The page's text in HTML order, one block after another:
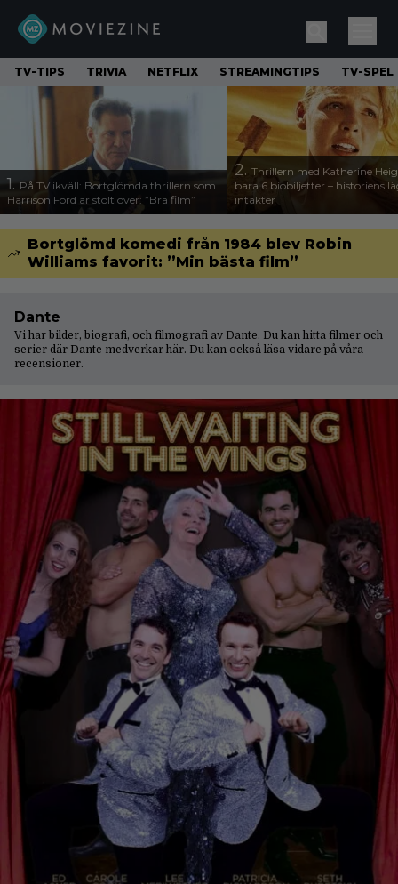
TV-TIPS TRIVIA NETFLIX STREAMINGTIPS TV-SPEL
1. På TV ikväll: Bortglömda thrillern som
Harrison Ford är stolt över: ”Bra film”
2. Thrillern med Katherine
bara 6 biobiljetter – historiens
intäkter
Bortglömd komedi från 1984 blev Robin
Williams favorit: ”Min bästa film”
Dante
Vi har bilder, biografi, och filmografi av Dante. Du kan hitta filmer och
serier där Dante medverkar här. Du kan också läsa vidare på våra
recensioner.